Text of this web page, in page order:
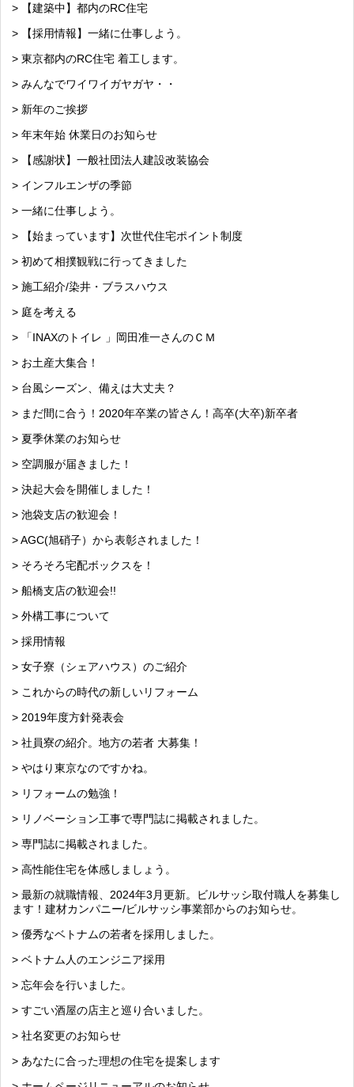
> 【建築中】都内のRC住宅
> 【採用情報】一緒に仕事しよう。
> 東京都内のRC住宅 着工します。
> みんなでワイワイガヤガヤ・・
> 新年のご挨拶
> 年末年始 休業日のお知らせ
> 【感謝状】一般社団法人建設改装協会
> インフルエンザの季節
> 一緒に仕事しよう。
> 【始まっています】次世代住宅ポイント制度
> 初めて相撲観戦に行ってきました
> 施工紹介/染井・ブラスハウス
> 庭を考える
> 「INAXのトイレ 」岡田准一さんのＣＭ
> お土産大集合！
> 台風シーズン、備えは大丈夫？
> まだ間に合う！2020年卒業の皆さん！高卒(大卒)新卒者
> 夏季休業のお知らせ
> 空調服が届きました！
> 決起大会を開催しました！
> 池袋支店の歓迎会！
> AGC(旭硝子）から表彰されました！
> そろそろ宅配ボックスを！
> 船橋支店の歓迎会!!
> 外構工事について
> 採用情報
> 女子寮（シェアハウス）のご紹介
> これからの時代の新しいリフォーム
> 2019年度方針発表会
> 社員寮の紹介。地方の若者 大募集！
> やはり東京なのですかね。
> リフォームの勉強！
> リノベーション工事で専門誌に掲載されました。
> 専門誌に掲載されました。
> 高性能住宅を体感しましょう。
> 最新の就職情報、2024年3月更新。ビルサッシ取付職人を募集し
ます！建材カンパニー/ビルサッシ事業部からのお知らせ。
> 優秀なベトナムの若者を採用しました。
> ベトナム人のエンジニア採用
> 忘年会を行いました。
> すごい酒屋の店主と巡り合いました。
> 社名変更のお知らせ
> あなたに合った理想の住宅を提案します